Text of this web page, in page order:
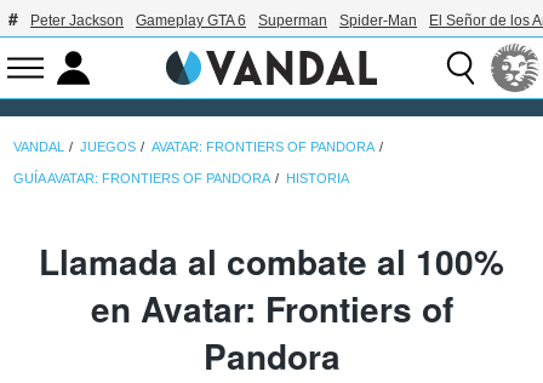
Peter Jackson Gameplay GTA 6 Superman Spider-Man El Señor de los
VANDAL JUEGOS AVATAR: FRONTIERS OF PANDORA
GUÍA AVATAR: FRONTIERS OF PANDORA HISTORIA
Llamada al combate al 100%
en Avatar: Frontiers of
Pandora